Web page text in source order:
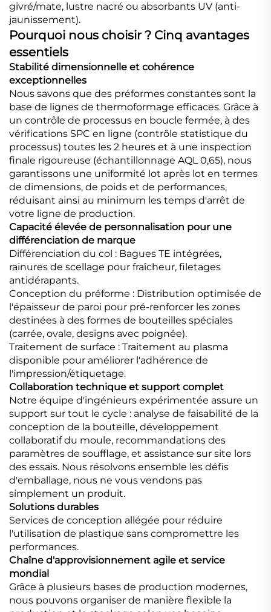
givré/mate, lustre nacré ou absorbants UV (anti-
jaunissement).
Pourquoi nous choisir ? Cinq avantages
essentiels
Stabilité dimensionnelle et cohérence
exceptionnelles
Nous savons que des préformes constantes sont la
base de lignes de thermoformage efficaces. Grâce à
un contrôle de processus en boucle fermée, à des
vérifications SPC en ligne (contrôle statistique du
processus) toutes les 2 heures et à une inspection
finale rigoureuse (échantillonnage AQL 0,65), nous
garantissons une uniformité lot après lot en termes
de dimensions, de poids et de performances,
réduisant ainsi au minimum les temps d'arrêt de
votre ligne de production.
Capacité élevée de personnalisation pour une
différenciation de marque
Différenciation du col : Bagues TE intégrées,
rainures de scellage pour fraîcheur, filetages
antidérapants.
Conception du préforme : Distribution optimisée de
l'épaisseur de paroi pour pré-renforcer les zones
destinées à des formes de bouteilles spéciales
(carrée, ovale, designs avec poignée).
Traitement de surface : Traitement au plasma
disponible pour améliorer l'adhérence de
l'impression/étiquetage.
Collaboration technique et support complet
Notre équipe d'ingénieurs expérimentée assure un
support sur tout le cycle : analyse de faisabilité de la
conception de la bouteille, développement
collaboratif du moule, recommandations des
paramètres de soufflage, et assistance sur site lors
des essais. Nous résolvons ensemble les défis
d'emballage, nous ne vous vendons pas
simplement un produit.
Solutions durables
Services de conception allégée pour réduire
l'utilisation de plastique sans compromettre les
performances.
Chaîne d'approvisionnement agile et service
mondial
Grâce à plusieurs bases de production modernes,
nous pouvons organiser de manière flexible la